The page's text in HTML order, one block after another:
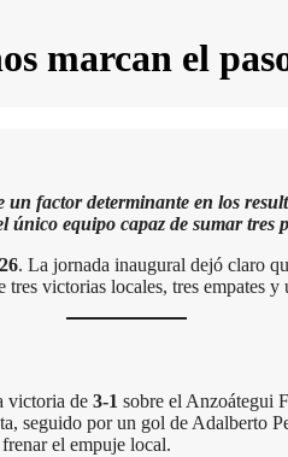
marcan el
factor determinante en los
equipo capaz de sumar tres
. La jornada inaugural dejó claro
victorias locales, tres empates
victoria de 3-1 sobre el Anzoátegui
seguido por un gol de Adalberto
el empuje local.